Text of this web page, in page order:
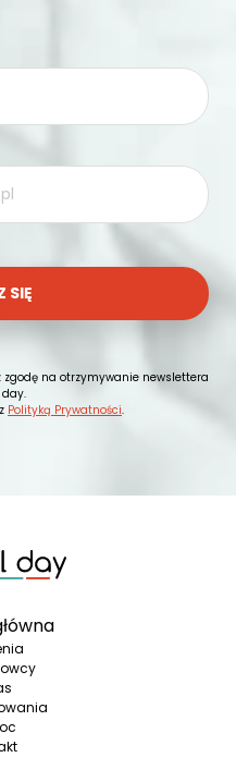
SIĘ
na otrzymywanie newslettera
Polityką Prywatności.